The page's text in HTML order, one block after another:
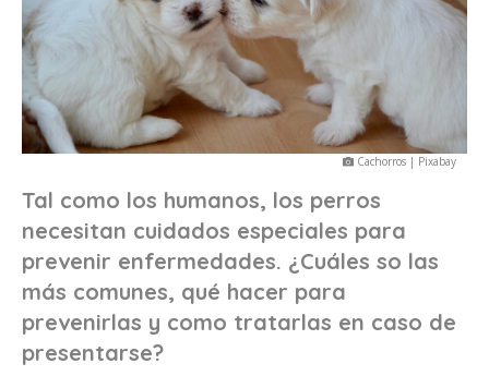
Cachorros | Pixabay
Tal como los humanos, los perros
necesitan cuidados especiales para
prevenir enfermedades. ¿Cuáles so las
más comunes, qué hacer para
prevenirlas y como tratarlas en caso de
presentarse?